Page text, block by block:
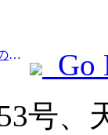
Prev:美団旅行：端午節期間中、各県の高級ホテルの予約が殺到、子供連れの家族が主力に
Go
号、